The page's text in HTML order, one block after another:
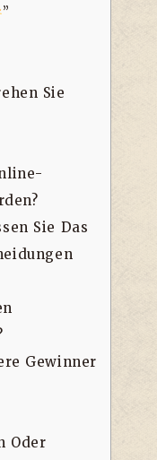
”
Sie
Sie Das
Gewinner
Oder